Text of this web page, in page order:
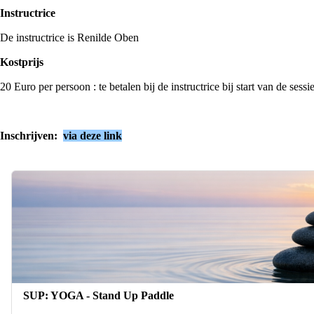
Instructrice
De instructrice is Renilde Oben
Kostprijs
20 Euro per persoon : te betalen bij de instructrice bij start van de sessie
Inschrijven: via deze link
SUP: YOGA - Stand Up Paddle